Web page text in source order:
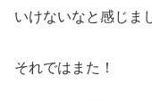
いけないなと感じま
それではまた！